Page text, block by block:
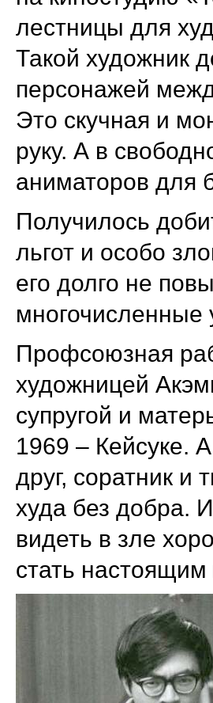
лестницы для
Такой художник
персонажей
Это скучная и
руку. А в
аниматоров для
Получилось
льгот и особо
его долго не
многочисленные
Профсоюзная
художницей
супругой и
1969 – Кейсуке.
друг, соратник и
худа без добра.
видеть в зле
стать настоящим